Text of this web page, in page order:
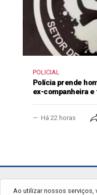
POLICIAL
Polícia prende
ex-companheira e
Há 22 horas
Ao utilizar nossos serviços,